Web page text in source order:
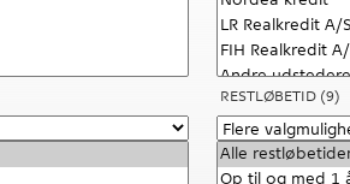
RESTLØBETID (9)